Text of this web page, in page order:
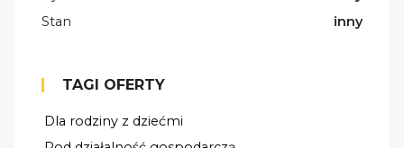
Stan
inny
TAGI OFERTY
Dla rodziny z dziećmi